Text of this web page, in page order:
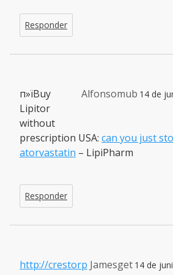
Responder
Alfonsomub 14 de
п»їBuy
Lipitor
without
prescription USA: can you just
atorvastatin – LipiPharm
Responder
Jamesget 14 de
http://crestorp